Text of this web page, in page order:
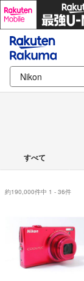
すべて
約190,000件中 1 - 36件